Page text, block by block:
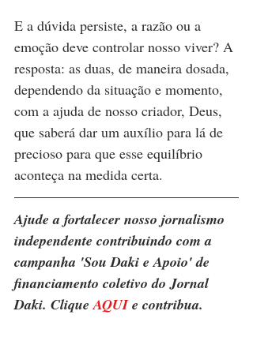
E a dúvida persiste, a razão ou a
emoção deve controlar nosso viver? A
resposta: as duas, de maneira dosada,
dependendo da situação e momento,
com a ajuda de nosso criador, Deus,
que saberá dar um auxílio para lá de
precioso para que esse equilíbrio
aconteça na medida certa.
Ajude a fortalecer nosso jornalismo
independente contribuindo com a
campanha 'Sou Daki e Apoio' de
financiamento coletivo do Jornal
Daki. Clique AQUI e contribua.